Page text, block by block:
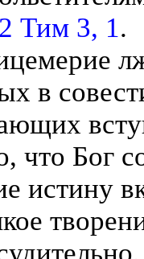
2 Тим 3, 1.
в
что Бог
истину